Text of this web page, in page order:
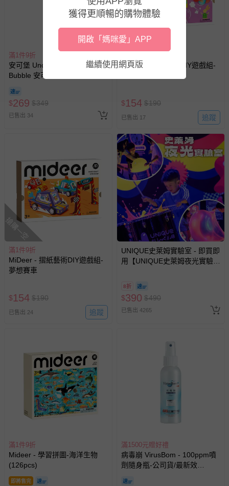
滿1件9折
安可堡 Uncle Bubble - Uncle
Bubble 安可堡泡泡剪-水袋版
$269 $349
已售出 34
搶購一空
MiDeer - 摺紙藝術DIY遊戲組-
$154 $190
已售出 17 追蹤
搶購一空
滿1件9折
MiDeer - 摺紙藝術DIY遊戲組-
夢想賽車
$154 $190
已售出 24 追蹤
UNIQUE史萊姆實驗室 - 即買即
用【UNIQUE史萊姆夜光實驗室
訂單編號兌換，逾期作廢) (大
人小孩均一價(3歲以上需購票))
8折
$390 $490
已售出 4265
滿1件9折
Mideer - 學習拼圖-海洋生物
(126pcs)
即將售完
滿1500元贈好禮
病毒崩 VirusBom - 100ppm噴
劑隨身瓶-公司貨/最新效
獲得更順暢的購物體驗
開啟「媽咪愛」APP
繼續使用網頁版